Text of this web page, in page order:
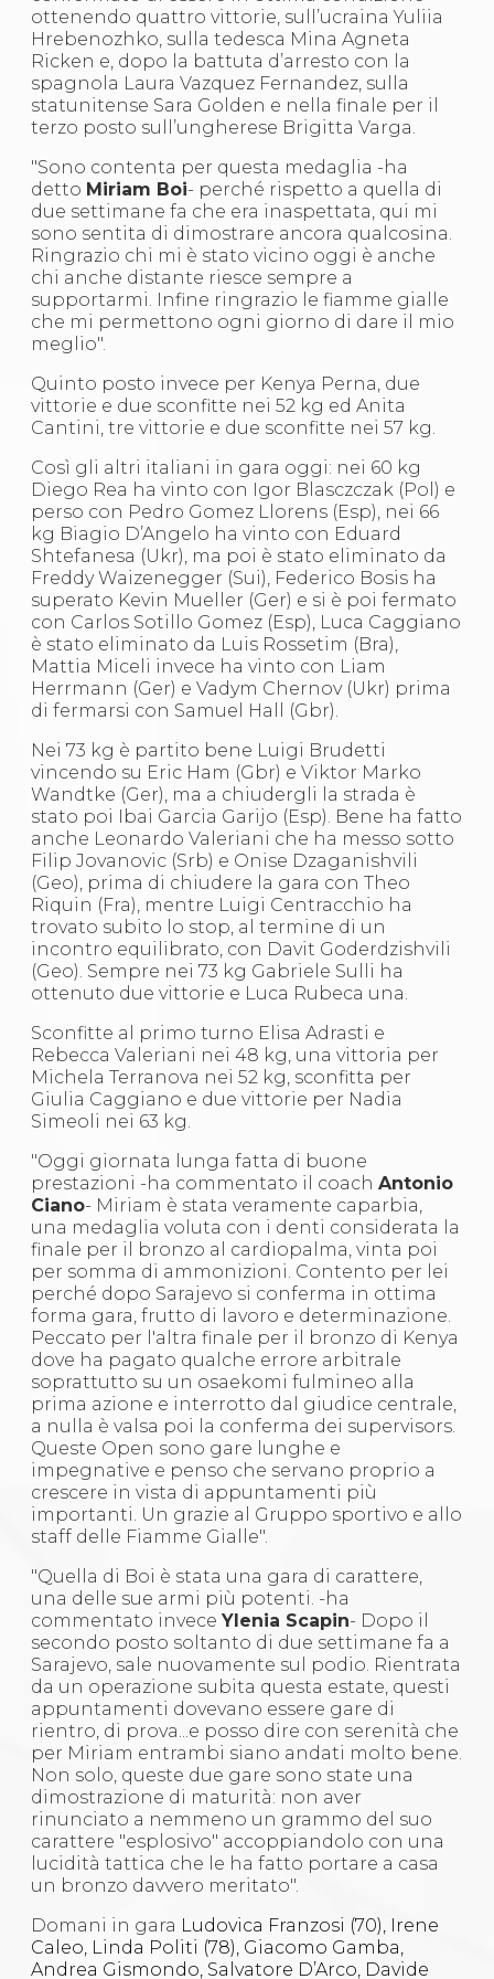
S'istrumpa
News
Calendario Attività
Difesa Personale MGA
La disciplina
News
Mappa del sito
Cerca
Contatti
News
Cookies Accept
Newsletter
Catalogo formativo
Webinar
Corsi FIJLKAM-FISDIR
Corsi Preparatore Fisico
Edutraining class - Didattica infantile
Corso dirigenti sportivi
Corso Direttore di Gara
Abilitazioni
Sportello Fiscale
News
Modulistica
FAQ
Quesiti fiscali
Sostenibilità
Documenti
ottenendo quattro vittorie, sull’ucraina Yuliia
Hrebenozhko, sulla tedesca Mina Agneta
Ricken e, dopo la battuta d’arresto con la
spagnola Laura Vazquez Fernandez, sulla
statunitense Sara Golden e nella finale per il
terzo posto sull’ungherese Brigitta Varga.
"Sono contenta per questa medaglia -ha
detto Miriam Boi- perché rispetto a quella di
due settimane fa che era inaspettata, qui mi
sono sentita di dimostrare ancora qualcosina.
Ringrazio chi mi è stato vicino oggi è anche
chi anche distante riesce sempre a
supportarmi. Infine ringrazio le fiamme gialle
che mi permettono ogni giorno di dare il mio
meglio".
Quinto posto invece per Kenya Perna, due
vittorie e due sconfitte nei 52 kg ed Anita
Cantini, tre vittorie e due sconfitte nei 57 kg.
Così gli altri italiani in gara oggi: nei 60 kg
Diego Rea ha vinto con Igor Blasczczak (Pol) e
perso con Pedro Gomez Llorens (Esp), nei 66
kg Biagio D’Angelo ha vinto con Eduard
Shtefanesa (Ukr), ma poi è stato eliminato da
Freddy Waizenegger (Sui), Federico Bosis ha
superato Kevin Mueller (Ger) e si è poi fermato
con Carlos Sotillo Gomez (Esp), Luca Caggiano
è stato eliminato da Luis Rossetim (Bra),
Mattia Miceli invece ha vinto con Liam
Herrmann (Ger) e Vadym Chernov (Ukr) prima
di fermarsi con Samuel Hall (Gbr).
Nei 73 kg è partito bene Luigi Brudetti
vincendo su Eric Ham (Gbr) e Viktor Marko
Wandtke (Ger), ma a chiudergli la strada è
stato poi Ibai Garcia Garijo (Esp). Bene ha fatto
anche Leonardo Valeriani che ha messo sotto
Filip Jovanovic (Srb) e Onise Dzaganishvili
(Geo), prima di chiudere la gara con Theo
Riquin (Fra), mentre Luigi Centracchio ha
trovato subito lo stop, al termine di un
incontro equilibrato, con Davit Goderdzishvili
(Geo). Sempre nei 73 kg Gabriele Sulli ha
ottenuto due vittorie e Luca Rubeca una.
Sconfitte al primo turno Elisa Adrasti e
Rebecca Valeriani nei 48 kg, una vittoria per
Michela Terranova nei 52 kg, sconfitta per
Giulia Caggiano e due vittorie per Nadia
Simeoli nei 63 kg.
"Oggi giornata lunga fatta di buone
prestazioni -ha commentato il coachAntonio
Ciano- Miriam è stata veramente caparbia,
una medaglia voluta con i denti considerata la
finale per il bronzo al cardiopalma, vinta poi
per somma di ammonizioni. Contento per lei
perché dopo Sarajevo si conferma in ottima
forma gara, frutto di lavoro e determinazione.
Peccato per l'altra finale per il bronzo di Kenya
dove ha pagato qualche errore arbitrale
soprattutto su un osaekomi fulmineo alla
prima azione e interrotto dal giudice centrale,
a nulla è valsa poi la conferma dei supervisors.
Queste Open sono gare lunghe e
impegnative e penso che servano proprio a
crescere in vista di appuntamenti più
importanti. Un grazie al Gruppo sportivo e allo
staff delle Fiamme Gialle".
"Quella di Boi è stata una gara di carattere,
una delle sue armi più potenti. -ha
commentato inveceYlenia Scapin- Dopo il
secondo posto soltanto di due settimane fa a
Sarajevo, sale nuovamente sul podio. Rientrata
da un operazione subita questa estate, questi
appuntamenti dovevano essere gare di
rientro, di prova...e posso dire con serenità che
per Miriam entrambi siano andati molto bene.
Non solo, queste due gare sono state una
dimostrazione di maturità: non aver
rinunciato a nemmeno un grammo del suo
carattere "esplosivo" accoppiandolo con una
lucidità tattica che le ha fatto portare a casa
un bronzo davvero meritato".
Domani in gara Ludovica Franzosi (70), Irene
Caleo, Linda Politi (78), Giacomo Gamba,
Andrea Gismondo, Salvatore D’Arco, Davide